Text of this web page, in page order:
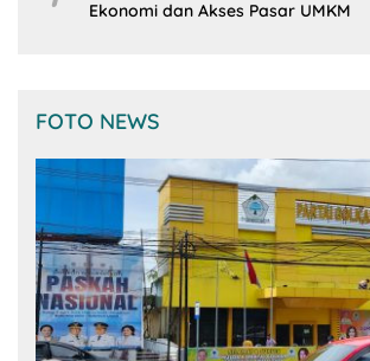
Ekonomi dan Akses Pasar UMKM
FOTO NEWS